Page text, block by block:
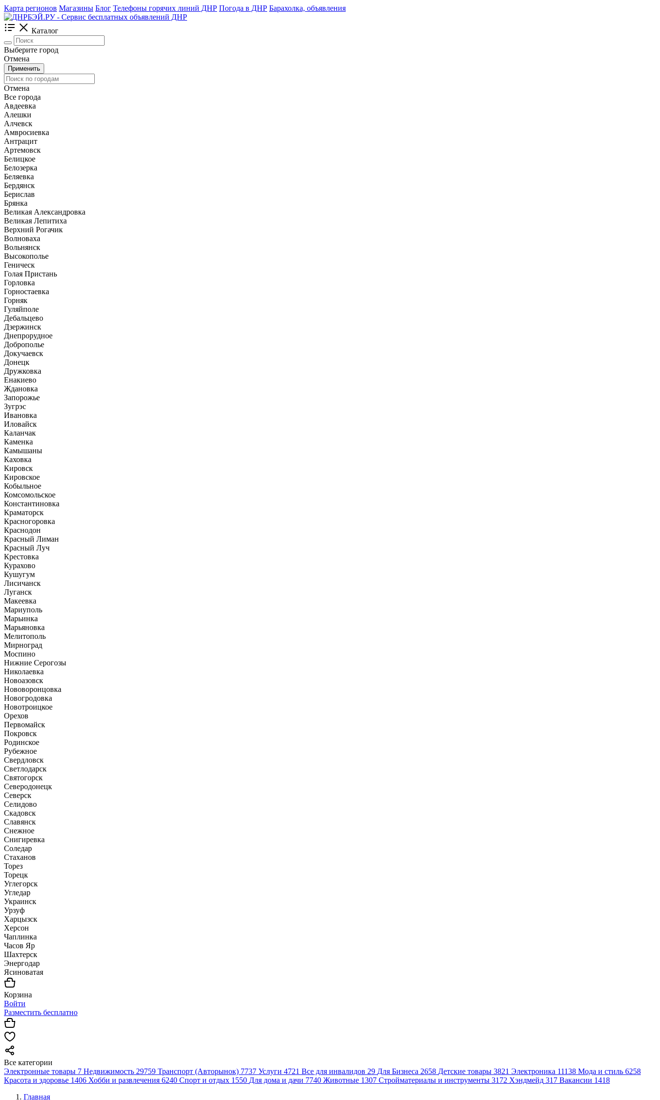
Карта регионов Магазины Блог Телефоны горячих линий ДНР Погода в ДНР Барахолка, объявления
Каталог
Выберите город
Отмена
Применить
Отмена
Все города
Авдеевка
Алешки
Алчевск
Амвросиевка
Антрацит
Артемовск
Белицкое
Белозерка
Беляевка
Бердянск
Берислав
Брянка
Великая Александровка
Великая Лепитиха
Верхний Рогачик
Волноваха
Вольнянск
Высокополье
Геническ
Голая Пристань
Горловка
Горностаевка
Горняк
Гуляйполе
Дебальцево
Дзержинск
Днепрорудное
Доброполье
Докучаевск
Донецк
Дружковка
Енакиево
Ждановка
Запорожье
Зугрэс
Ивановка
Иловайск
Каланчак
Каменка
Камышаны
Каховка
Кировск
Кировское
Кобыльное
Комсомольское
Константиновка
Краматорск
Красногоровка
Краснодон
Красный Лиман
Красный Луч
Крестовка
Курахово
Кушугум
Лисичанск
Луганск
Макеевка
Мариуполь
Марьинка
Марьяновка
Мелитополь
Мирноград
Моспино
Нижние Серогозы
Николаевка
Новоазовск
Нововоронцовка
Новогродовка
Новотроицкое
Орехов
Первомайск
Покровск
Родинское
Рубежное
Свердловск
Светлодарск
Святогорск
Северодонецк
Северск
Селидово
Скадовск
Славянск
Снежное
Снигиревка
Соледар
Стаханов
Торез
Торецк
Углегорск
Угледар
Украинск
Урзуф
Харцызск
Херсон
Чаплинка
Часов Яр
Шахтерск
Энергодар
Ясиноватая
Корзина
Войти
Разместить бесплатно
Все категории
Электронные товары 7 Недвижимость 29759 Транспорт (Авторынок) 7737 Услуги 4721 Все для инвалидов 29 Для Бизнеса 2658 Детские товары 3821 Электроника 11138 Мода и стиль 6258
Красота и здоровье 1406 Хобби и развлечения 6240 Спорт и отдых 1550 Для дома и дачи 7740 Животные 1307 Стройматериалы и инструменты 3172 Хэндмейд 317 Вакансии 1418
Главная